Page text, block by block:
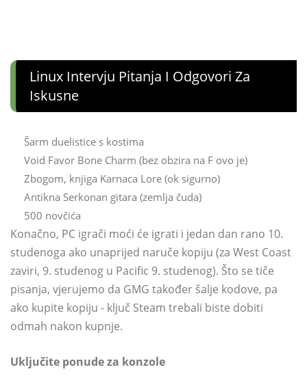
Linux Intervju Pitanja I Odgovori Za
Iskusne
Šarm duelistice s kostima
Void Favor Bone Charm (bez obzira na F ovo je)
Zbogom, knjiga Karnaca Lore (ok sigurno)
Antikna Serkonan gitara (zemlja čuda)
500 novčića
Konačno, PC igrači moći će igrati i jedan dan rano 10.
studenoga ako unaprijed naruče kopiju (za West Coast
zaviri, 9. studenog u Pacific 9. studenog). Što se tiče
pisanja, vjerujemo da GMG također šalje kodove, pa
ako kupite kopiju - ključ Steam trebali biste dobiti
odmah nakon kupnje.
Uključite ponude za konzole